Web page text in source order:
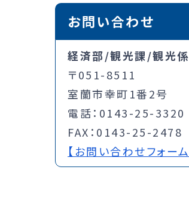
お問い合わせ
経済部/観光課/観光係
〒051-8511
室蘭市幸町1番2号
電話：0143-25-3320
FAX：0143-25-2478
【お問い合わせフォーム